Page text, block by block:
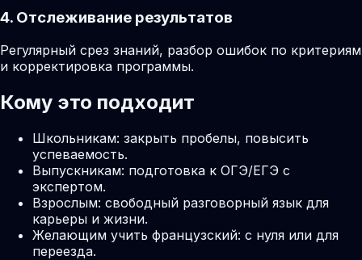
4. Отслеживание результатов
Регулярный срез знаний, разбор ошибок по критериям
и корректировка программы.
Кому это подходит
Школьникам: закрыть пробелы, повысить
успеваемость.
Выпускникам: подготовка к ОГЭ/ЕГЭ с
экспертом.
Взрослым: свободный разговорный язык для
карьеры и жизни.
Желающим учить французский: с нуля или для
переезда.